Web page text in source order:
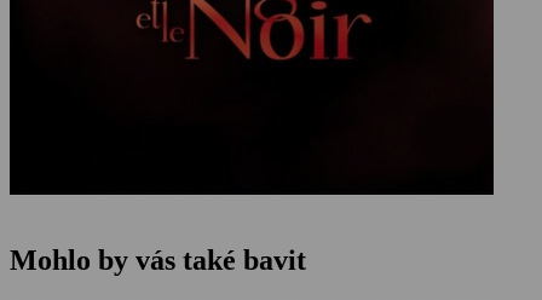
Mohlo by vás také bavit